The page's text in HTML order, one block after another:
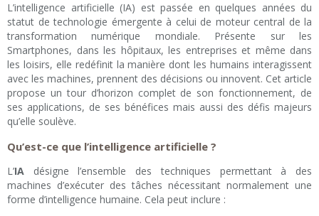
L’intelligence artificielle (IA) est passée en quelques années du
statut de technologie émergente à celui de moteur central de la
transformation numérique mondiale. Présente sur les
Smartphones, dans les hôpitaux, les entreprises et même dans
les loisirs, elle redéfinit la manière dont les humains interagissent
avec les machines, prennent des décisions ou innovent. Cet article
propose un tour d’horizon complet de son fonctionnement, de
ses applications, de ses bénéfices mais aussi des défis majeurs
qu’elle soulève.
Qu’est-ce que l’intelligence artificielle ?
L’IA désigne l’ensemble des techniques permettant à des
machines d’exécuter des tâches nécessitant normalement une
forme d’intelligence humaine. Cela peut inclure :